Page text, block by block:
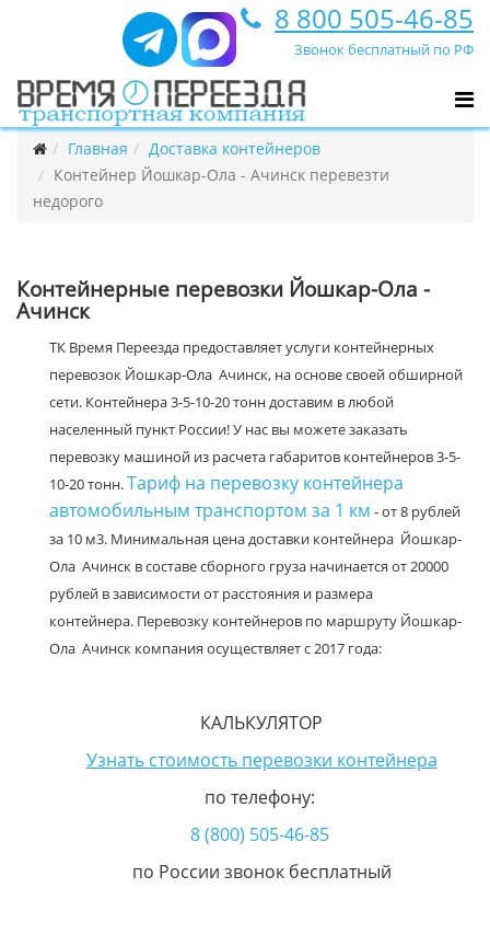
8 800 505-46-85
Звонок бесплатный по РФ
Главная
Доставка контейнеров
Контейнер Йошкар-Ола - Ачинск перевезти
недорого
Контейнерные перевозки Йошкар-Ола -
Ачинск
ТК Время Переезда предоставляет услуги контейнерных
перевозок Йошкар-Ола Ачинск, на основе своей обширной
сети. Контейнера 3-5-10-20 тонн доставим в любой
населенный пункт России! У нас вы можете заказать
перевозку машиной из расчета габаритов контейнеров 3-5-
10-20 тонн.Тариф на перевозку контейнера
автомобильным транспортом за 1 км - от 8 рублей
за 10 м3. Минимальная цена доставки контейнера Йошкар-
Ола Ачинск в составе сборного груза начинается от 20000
рублей в зависимости от расстояния и размера
контейнера. Перевозку контейнеров по маршруту Йошкар-
Ола Ачинск компания осуществляет с 2017 года:
КАЛЬКУЛЯТОР
Узнать стоимость перевозки контейнера
по телефону:
8 (800) 505-46-85
по России звонок бесплатный